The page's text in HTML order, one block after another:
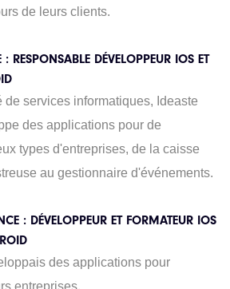
de leurs clients.
: RESPONSABLE DÉVELOPPEUR IOS ET
de services informatiques, Ideaste
des applications pour de
types d'entreprises, de la caisse
au gestionnaire d'événements.
: DÉVELOPPEUR ET FORMATEUR IOS
des applications pour
entreprises.